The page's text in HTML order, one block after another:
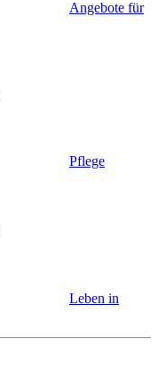
Angebote für
Pflege
Leben in